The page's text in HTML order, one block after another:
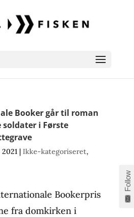
Booker går til roman
soldater i Første
| Ikke-kategoriseret,
Bookerpris
fra domkirken i
Follow